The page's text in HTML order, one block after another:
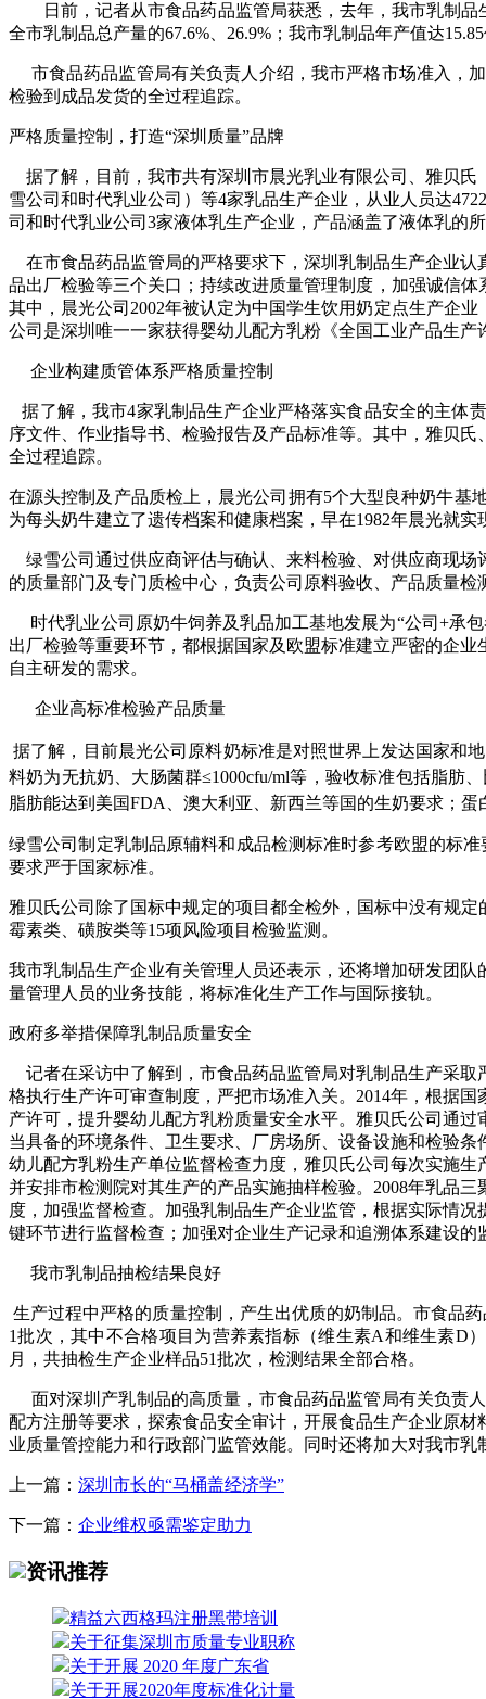
日前，记者从市食品药品监管局获悉，去年，我市乳制品
全市乳制品总产量的67.6% 26.9% ；我市乳制品年产值达15.85
市食品药品监管局有关负责人介绍，我市严格市场准入，
检验到成品发货的全过程追踪。
严格质量控制，打造“深圳质量”品牌
据了解，目前，我市共有深圳市晨光乳业有限公司、雅贝氏
雪公司和时代乳业公司）等4家乳品生产企业，从业人员达
司和时代乳业公司 3家液体乳生产企业，产品涵盖了液体乳的所
在市食品药品监管局的严格要求下，深圳乳制品生产企业认
品出厂检验等三个关口；持续改进质量管理制度，加强诚信
其中，晨光公司 2002年被认定为中国学生饮用奶定点生产企业
公司是深圳唯一一家获得婴幼儿配方乳粉《全国工业产品生
企业构建质管体系严格质量控制
据了解，我市4家乳制品生产企业严格落实食品安全的主体
序文件、作业指导书、检验报告及产品标准等。其中，雅贝
全过程追踪。
在源头控制及产品质检上，晨光公司拥有5个大型良种奶牛基
为每头奶牛建立了遗传档案和健康档案，早在1982年晨光就实
绿雪公司通过供应商评估与确认、来料检验、对供应商现场
的质量部门及专门质检中心，负责公司原料验收、产品质量
时代乳业公司原奶牛饲养及乳品加工基地发展为“公司 +承
出厂检验等重要环节，都根据国家及欧盟标准建立严密的企
自主研发的需求。
企业高标准检验产品质量
据了解，目前晨光公司原料奶标准是对照世界上发达国家和
料奶为无抗奶、大肠菌群≤1000cfu/ml等，验收标准包括脂肪
脂肪能达到美国FDA 、澳大利亚、新西兰等国的生奶要求；
绿雪公司制定乳制品原辅料和成品检测标准时参考欧盟的标
要求严于国家标准。
雅贝氏公司除了国标中规定的项目都全检外，国标中没有规
霉素类、磺胺类等15项风险项目检验监测。
我市乳制品生产企业有关管理人员还表示，还将增加研发团
量管理人员的业务技能，将标准化生产工作与国际接轨。
政府多举措保障乳制品质量安全
记者在采访中了解到，市食品药品监管局对乳制品生产采取
格执行生产许可审查制度，严把市场准入关。 2014年，根据国
产许可，提升婴幼儿配方乳粉质量安全水平。雅贝氏公司通过
当具备的环境条件、卫生要求、厂房场所、设备设施和检验
幼儿配方乳粉生产单位监督检查力度，雅贝氏公司每次实施
并安排市检测院对其生产的产品实施抽样检验。 2008年乳品三
度，加强监督检查。加强乳制品生产企业监管，根据实际情
键环节进行监督检查；加强对企业生产记录和追溯体系建设的
我市乳制品抽检结果良好
生产过程中严格的质量控制，产生出优质的奶制品。市食品
1批次，其中不合格项目为营养素指标（维生素A和维生素D
月，共抽检生产企业样品51批次，检测结果全部合格。
面对深圳产乳制品的高质量，市食品药品监管局有关负责
配方注册等要求，探索食品安全审计，开展食品生产企业原
业质量管控能力和行政部门监管效能。同时还将加大对我市
上一篇： 深圳市长的“马桶盖经济学”
下一篇： 企业维权亟需鉴定助力
资讯推荐
精益六西格玛注册黑带培训
关于征集深圳市质量专业职称
关于开展 2020 年度广东省
关于开展2020年度标准化计量